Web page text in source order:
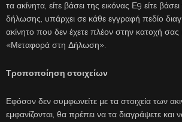
τα ακίνητα, είτε βάσει της εικόνας Ε9 είτε
δήλωσης, υπάρχει σε κάθε εγγραφή πεδίο
ακίνητο που δεν έχετε πλέον στην κατοχή σας
«Μεταφορά στη Δήλωση».
Τροποποίηση στοιχείων
Εφόσον δεν συμφωνείτε με τα στοιχεία των
εμφανίζονται, θα πρέπει να τα διαγράψετε και